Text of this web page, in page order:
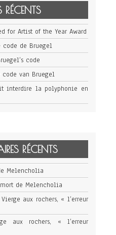
RÉCENTS
for Artist of the Year Award
code de Bruegel
code
van Bruegel
interdire la polyphonie en
RÉCENTS
Melencholia
de Melencholia
aux rochers, « l’erreur
aux rochers, « l’erreur